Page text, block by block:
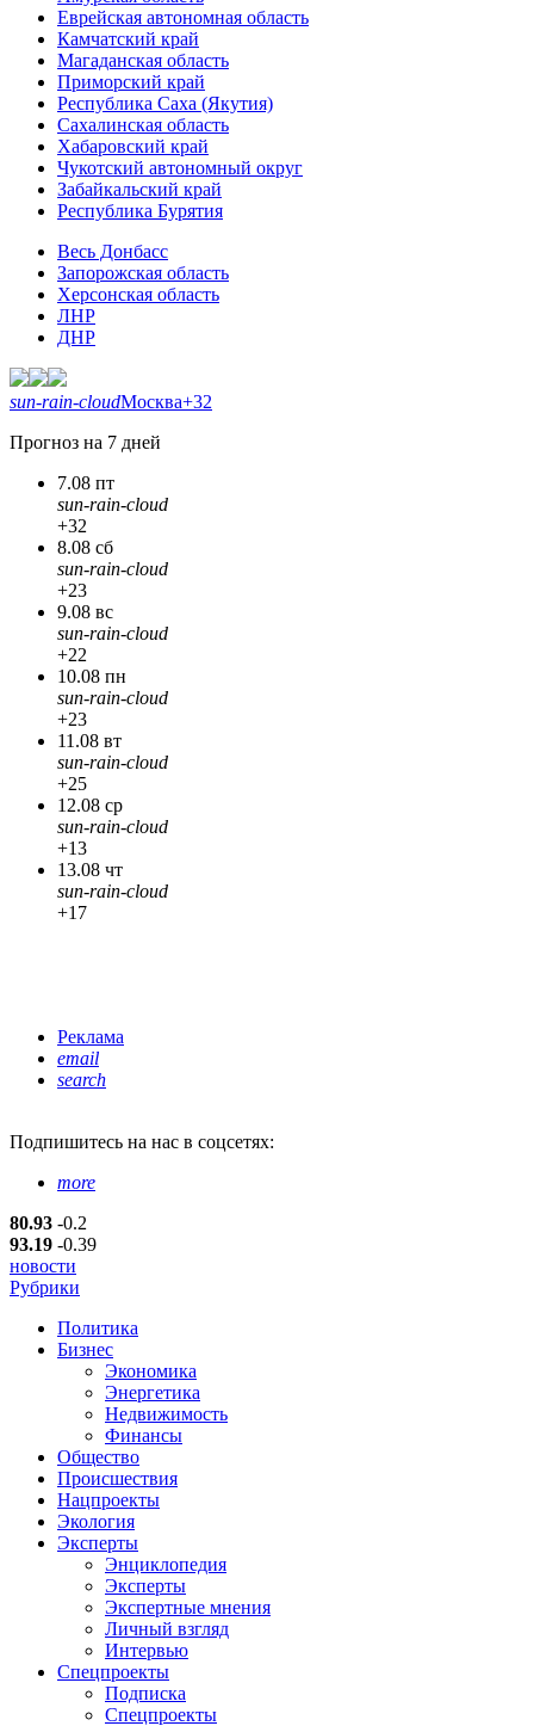
Еврейская автономная область
Камчатский край
Магаданская область
Приморский край
Республика Саха (Якутия)
Сахалинская область
Хабаровский край
Чукотский автономный округ
Забайкальский край
Республика Бурятия
Весь Донбасс
Запорожская область
Херсонская область
ЛНР
ДНР
sun-rain-cloudМосква+32
Прогноз на 7 дней
7.08 пт
sun-rain-cloud
+32
8.08 сб
sun-rain-cloud
+23
9.08 вс
sun-rain-cloud
+22
10.08 пн
sun-rain-cloud
+23
11.08 вт
sun-rain-cloud
+25
12.08 ср
sun-rain-cloud
+13
13.08 чт
sun-rain-cloud
+17
Реклама
email
search
Подпишитесь на нас в соцсетях:
more
80.93 -0.2
93.19 -0.39
новости
Рубрики
Политика
Бизнес
Экономика
Энергетика
Недвижимость
Финансы
Общество
Происшествия
Нацпроекты
Экология
Эксперты
Энциклопедия
Эксперты
Экспертные мнения
Личный взгляд
Интервью
Спецпроекты
Подписка
Спецпроекты